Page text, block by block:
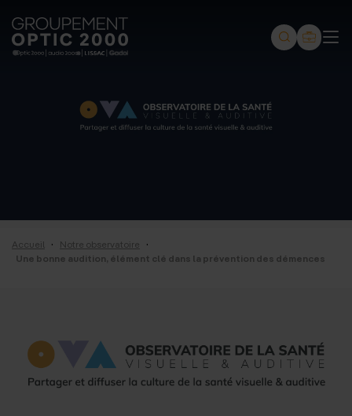
Groupement
Optic
-
Lissac
-
Page
d'accueil
Accueil · Notre observatoire ·
Une bonne audition, élément clé dans la prévention des démences